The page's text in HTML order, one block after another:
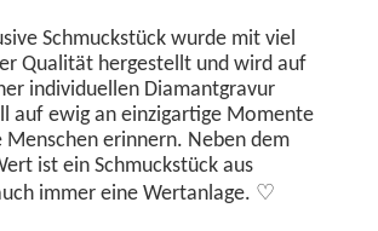
Schmuckstück wurde mit viel
Qualität hergestellt und wird auf
individuellen Diamantgravur
auf ewig an einzigartige Momente
Menschen erinnern. Neben dem
ist ein Schmuckstück aus
immer eine Wertanlage. ♡